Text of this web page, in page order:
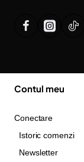
Contul meu
Conectare
Istoric comenzi
Newsletter